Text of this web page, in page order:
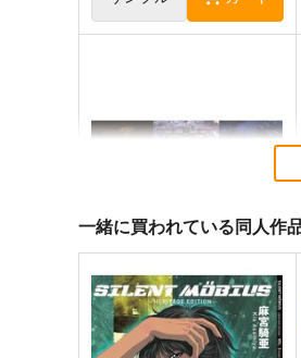
ぱんmog☆王国
真島零
麻宮騎亜メカニカル原画展
一緒に買われている同人作